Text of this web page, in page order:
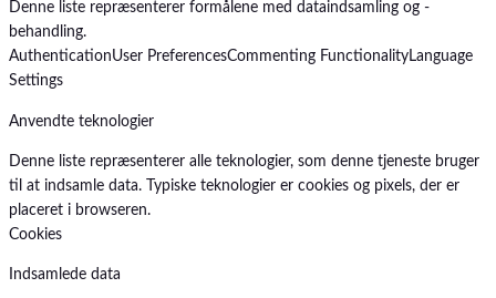
Denne liste repræsenterer formålene med dataindsamling og -
behandling.
AuthenticationUser PreferencesCommenting FunctionalityLanguage
Settings
Anvendte teknologier
Denne liste repræsenterer alle teknologier, som denne tjeneste bruger
til at indsamle data. Typiske teknologier er cookies og pixels, der er
placeret i browseren.
Cookies
Indsamlede data